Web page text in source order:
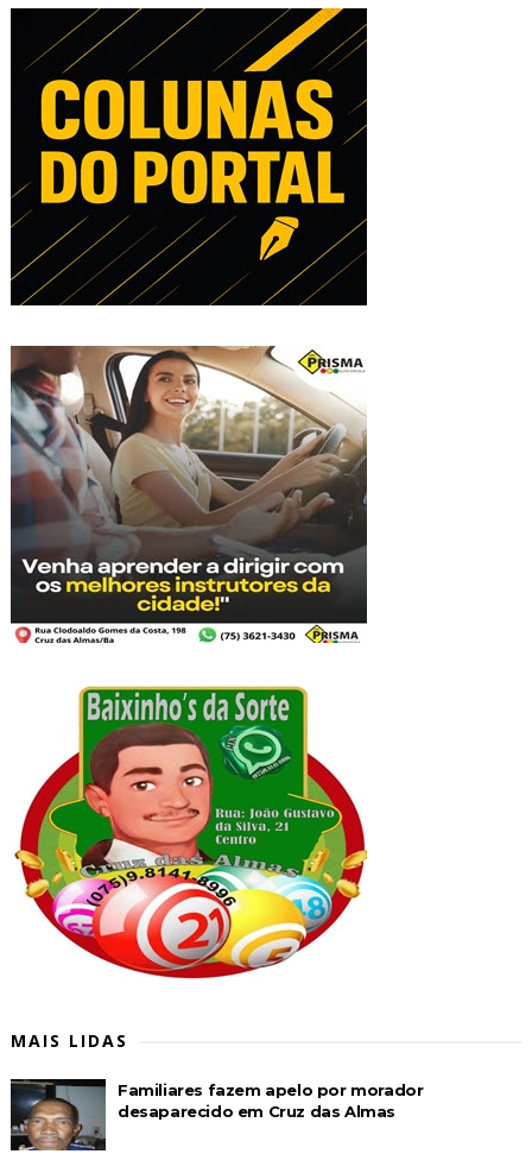
MAIS LIDAS
Familiares fazem apelo por morador
desaparecido em Cruz das Almas